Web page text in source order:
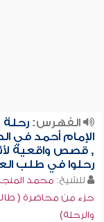
الفهرس:رحلة
الإمام أحمد في
, قصص واقعية
رحلوا في طلب
للشيخ: محمد
جزء من محاضرة (
والرحلة)